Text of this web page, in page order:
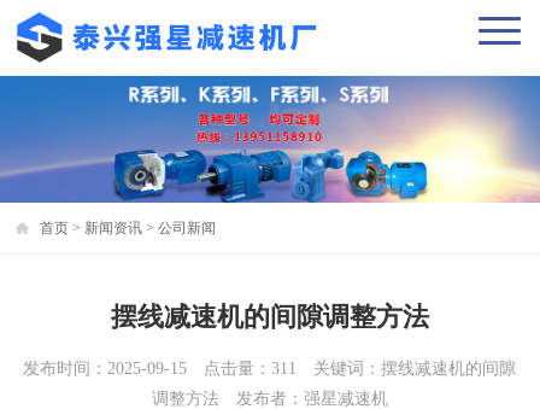
首页 > 新闻资讯 >公司新闻
摆线减速机的间隙调整方法
发布时间：2025-09-15 点击量：311 关键词：摆线减速机的间隙
调整方法 发布者：强星减速机